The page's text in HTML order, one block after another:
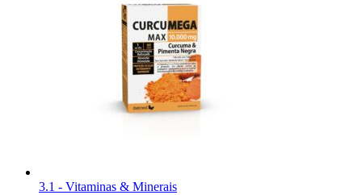
3.1 - Vitaminas & Minerais